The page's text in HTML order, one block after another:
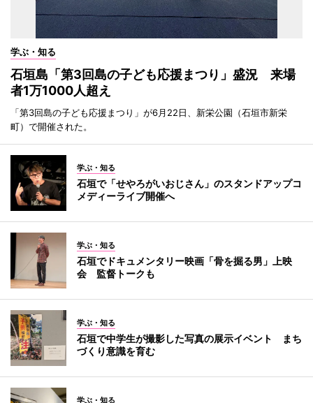
学ぶ・知る
石垣島「第3回島の子ども応援まつり」盛況 来場
者1万1000人超え
「第3回島の子ども応援まつり」が6月22日、新栄公園（石垣市新栄
町）で開催された。
学ぶ・知る
石垣で「せやろがいおじさん」のスタンドアップコ
メディーライブ開催へ
学ぶ・知る
石垣でドキュメンタリー映画「骨を掘る男」上映
会 監督トークも
学ぶ・知る
石垣で中学生が撮影した写真の展示イベント まち
づくり意識を育む
学ぶ・知る